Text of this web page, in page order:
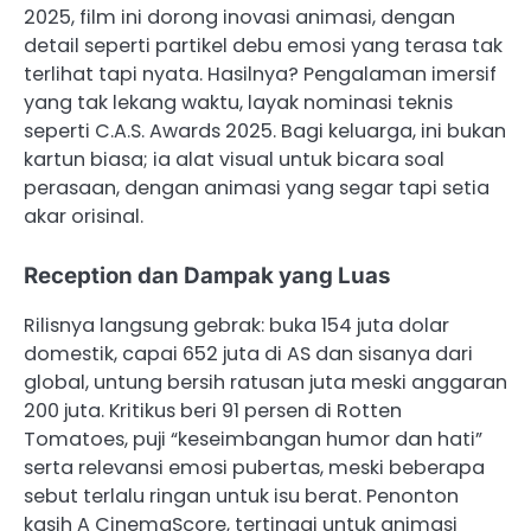
2025, film ini dorong inovasi animasi, dengan
detail seperti partikel debu emosi yang terasa tak
terlihat tapi nyata. Hasilnya? Pengalaman imersif
yang tak lekang waktu, layak nominasi teknis
seperti C.A.S. Awards 2025. Bagi keluarga, ini bukan
kartun biasa; ia alat visual untuk bicara soal
perasaan, dengan animasi yang segar tapi setia
akar orisinal.
Reception dan Dampak yang Luas
Rilisnya langsung gebrak: buka 154 juta dolar
domestik, capai 652 juta di AS dan sisanya dari
global, untung bersih ratusan juta meski anggaran
200 juta. Kritikus beri 91 persen di Rotten
Tomatoes, puji “keseimbangan humor dan hati”
serta relevansi emosi pubertas, meski beberapa
sebut terlalu ringan untuk isu berat. Penonton
kasih A CinemaScore, tertinggi untuk animasi